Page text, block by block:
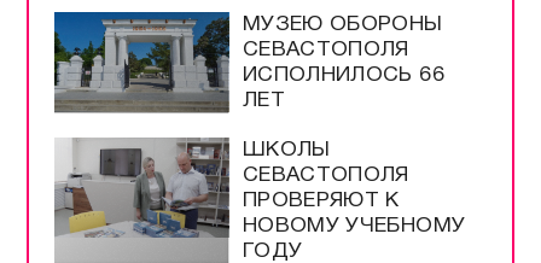
МУЗЕЮ ОБОРОНЫ
СЕВАСТОПОЛЯ
ИСПОЛНИЛОСЬ 66
ЛЕТ
ШКОЛЫ
СЕВАСТОПОЛЯ
ПРОВЕРЯЮТ К
НОВОМУ УЧЕБНОМУ
ГОДУ